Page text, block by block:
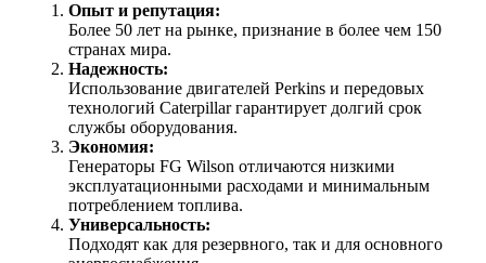
Опыт и репутация:
Более 50 лет на рынке, признание в более чем 150
странах мира.
Надежность:
Использование двигателей Perkins и передовых
технологий Caterpillar гарантирует долгий срок
службы оборудования.
Экономия:
Генераторы FG Wilson отличаются низкими
эксплуатационными расходами и минимальным
потреблением топлива.
Универсальность:
Подходят как для резервного, так и для основного